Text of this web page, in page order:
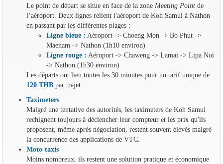
Le point de départ se situe en face de la zone Meeting Pointde
l’aéroport. Deux lignes relient l'aéroport de Koh Samui à Nathon
en passant par les différentes plages :
Ligne bleue : Aéroport -> Choeng Mon -> Bo Phut ->
Maenam -> Nathon (1h10 environ)
Ligne rouge : Aéroport -> Chaweng -> Lamai -> Lipa Noi
-> Nathon (1h30 environ)
Les départs ont lieu toutes les 30 minutes pour un tarif unique de
120 THBpar trajet.
Taximeters
Malgré une tentative des autorités, les taximeters de Koh Samui
rechignent toujours à déclencher leur compteur et les prix qu'ils
proposent, même après négociation, restent souvent élevés malgré
la concurrence des applications de VTC.
Moto-taxis
Moins nombreux, ils restent une solution pratique et économique